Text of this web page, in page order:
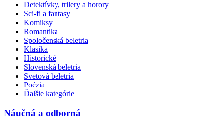
Detektívky, trilery a horory
Sci-fi a fantasy
Komiksy
Romantika
Spoločenská beletria
Klasika
Historické
Slovenská beletria
Svetová beletria
Poézia
Ďalšie kategórie
Náučná a odborná